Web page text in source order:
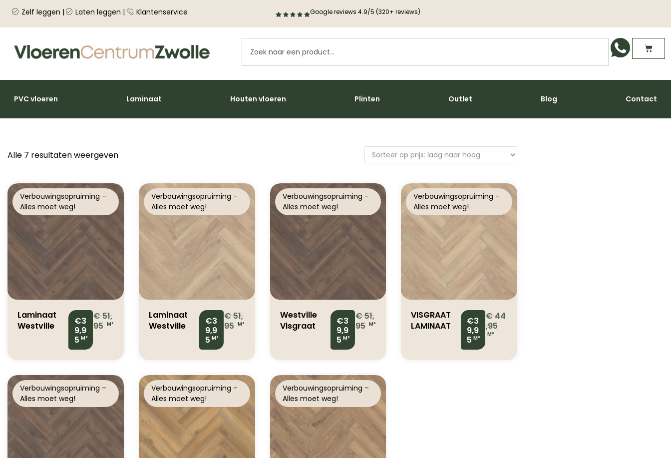
Zelf leggen | Laten leggen | Klantenservice Google reviews 4.9/5 (320+ reviews)
PVC vloeren Laminaat Houten vloeren Plinten Outlet Blog Contact
Alle 7 resultaten weergeven
Verbouwingsopruiming –
Alles moet weg!
Laminaat
Westville
Visgraat
€3
9,9
5 M²
€51,
95 M²
Verbouwingsopruiming –
Alles moet weg!
Laminaat
Westville
4304738
518
€3
9,9
5 M²
€51,
95 M²
Verbouwingsopruiming –
Alles moet weg!
Westville
Visgraat
Laminaat
4032271219
078
€3
9,9
5 M²
€51,
95 M²
Verbouwingsopruiming –
Alles moet weg!
VISGRAAT
LAMINAAT
DANUBE
€3
9,9
5 M²
€44
,95
M²
Verbouwingsopruiming –
Alles moet weg!
Verbouwingsopruiming –
Alles moet weg!
Verbouwingsopruiming –
Alles moet weg!